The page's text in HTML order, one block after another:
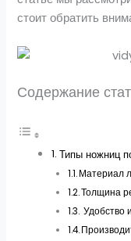
стоит обратить
Содержание
Типы ножниц
Материал
Толщина
Удобство